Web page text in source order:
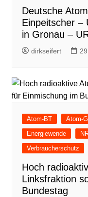
Deutsche
Einpeitscher –
in Gronau –
dirkseifert
Atom-BT Atom-
Energiewende
Verbraucherschutz
Hoch
Linksfraktion
Bundestag